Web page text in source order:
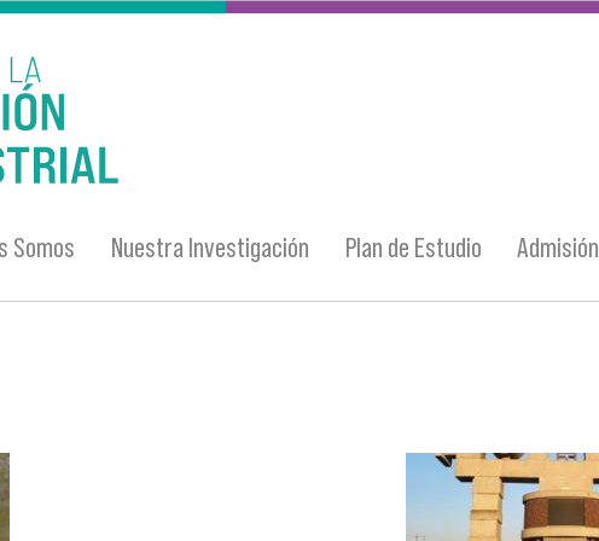
Somos Nuestra Investigación Plan de Estudio Admisión